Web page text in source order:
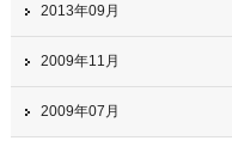
2013年09月
2009年11月
2009年07月